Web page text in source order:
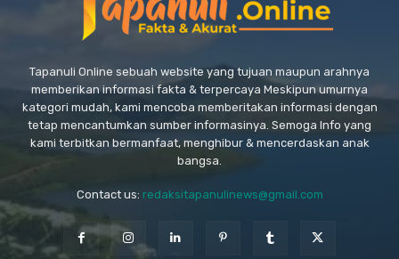
Tapanuli Online sebuah website yang tujuan maupun arahnya
memberikan informasi fakta & terpercaya Meskipun umurnya
kategori mudah, kami mencoba memberitakan informasi dengan
tetap mencantumkan sumber informasinya. Semoga Info yang
kami terbitkan bermanfaat, menghibur & mencerdaskan anak
bangsa.
Contact us: redaksitapanulinews@gmail.com